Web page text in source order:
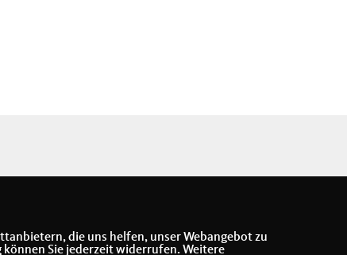
die uns helfen, unser Webangebot zu
Sie jederzeit widerrufen. Weitere